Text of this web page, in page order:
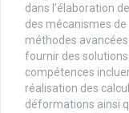
dans l’élaboration
des mécanismes
méthodes
fournir des
compétences
réalisation des
déformations ainsi